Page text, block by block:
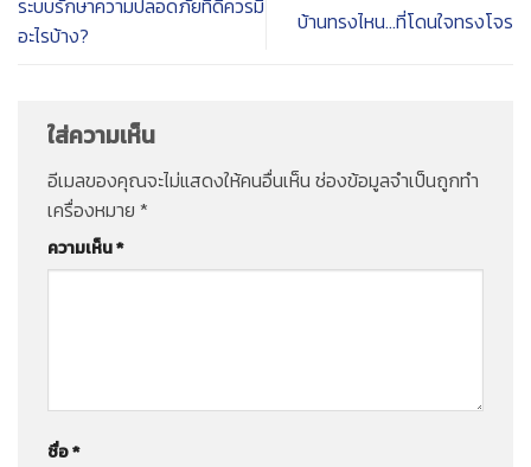
ระบบรักษาความปลอดภัยที่ดีควรมี
อะไรบ้าง?
บ้านทรงไหน…ที่โดนใจทรงโจร
ใส่ความเห็น
อีเมลของคุณจะไม่แสดงให้คนอื่นเห็น ช่องข้อมูลจำเป็นถูกทำ
เครื่องหมาย *
ความเห็น*
ชื่อ*